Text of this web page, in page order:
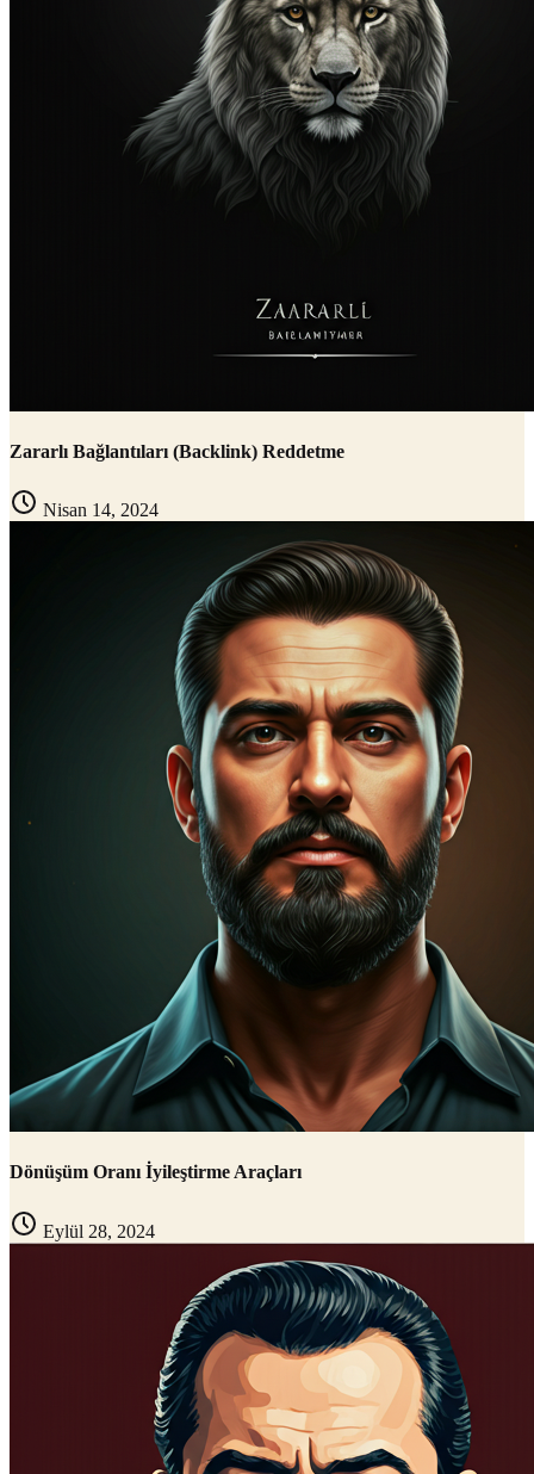
Zararlı Bağlantıları (Backlink) Reddetme
Nisan 14, 2024
Dönüşüm Oranı İyileştirme Araçları
Eylül 28, 2024